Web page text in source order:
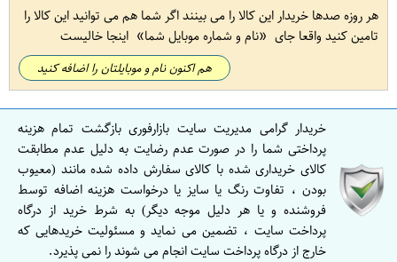
هر روزه صدها خریدار این کالا را می بینند اگر شما هم می توانید این کالا را
تامین کنید واقعا جای
نام و شماره موبایل شما اینجا خالیست
هم اکنون نام و موبایلتان را اضافه کنید
خریدار گرامی مدیریت سایت بازارفوری بازگشت تمام هزینه
پرداختی شما را در صورت عدم رضایت به دلیل عدم مطابقت
کالای خریداری شده با کالای سفارش داده شده مانند (معیوب
بودن ، تفاوت رنگ یا سایز یا درخواست هزینه اضافه توسط
فروشنده و یا هر دلیل موجه دیگر) به شرط خرید از درگاه
پرداخت سایت ، تضمین می نماید و مسئولیت خریدهایی که
خارج از درگاه پرداخت سایت انجام می شوند را نمی پذیرد.